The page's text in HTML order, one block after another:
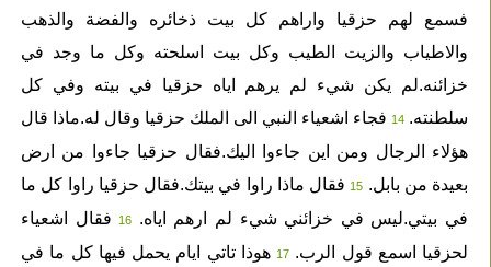
فسمع لهم حزقيا واراهم كل بيت ذخائره والفضة والذهب
والاطياب والزيت الطيب وكل بيت اسلحته وكل ما وجد في
خزائنه.لم يكن شيء لم يرهم اياه حزقيا في بيته وفي كل
سلطنته. 14فجاء اشعياء النبي الى الملك حزقيا وقال له.ماذا قال
هؤلاء الرجال ومن اين جاءوا اليك.فقال حزقيا جاءوا من ارض
بعيدة من بابل. 15فقال ماذا راوا في بيتك.فقال حزقيا راوا كل ما
في بيتي.ليس في خزائني شيء لم ارهم اياه.
16فقال اشعياء
لحزقيا اسمع قول الرب. 17هوذا تاتي ايام يحمل فيها كل ما في